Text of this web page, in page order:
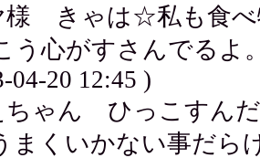
様 きゃは☆私も食べ
う心がすさんでるよ
04-20 12:45 )
ちゃん ひっこすんだ
まくいかない事だら